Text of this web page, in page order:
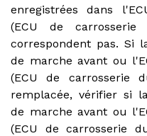
enregistrées dans
(ECU de
correspondent pas. Si
de marche avant ou
(ECU de carrosserie
remplacée, vérifier si
de marche avant ou
(ECU de carrosserie